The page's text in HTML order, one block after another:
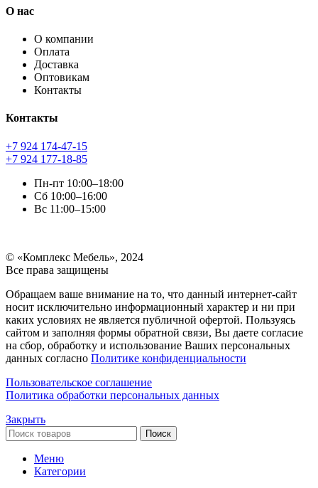
О нас
О компании
Оплата
Доставка
Оптовикам
Контакты
Контакты
+7 924 174-47-15
+7 924 177-18-85
Пн-пт 10:00–18:00
Сб 10:00–16:00
Вс 11:00–15:00
© «Комплекс Мебель», 2024
Все права защищены
Обращаем ваше внимание на то, что данный интернет-сайт
носит исключительно информационный характер и ни при
каких условиях не является публичной офертой. Пользуясь
сайтом и заполняя формы обратной связи, Вы даете согласие
на сбор, обработку и использование Ваших персональных
данных согласно Политике конфиденциальности
Пользовательское соглашение
Политика обработки персональных данных
Закрыть
Поиск
Меню
Категории